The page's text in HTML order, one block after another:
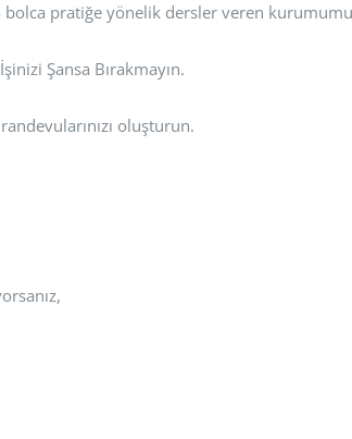
bolca pratiğe yönelik dersler veren
Şansa Bırakmayın.
oluşturun.